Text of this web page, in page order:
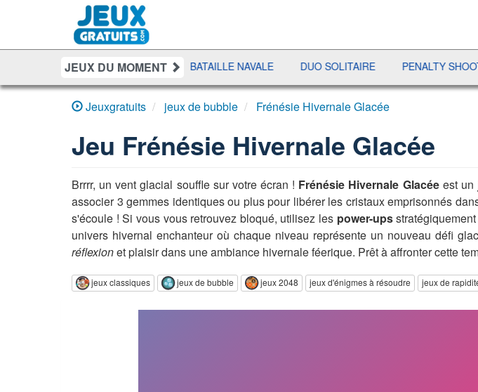
JEUX DU MOMENT
SHERIFF POKER BATAILLE NAVALE DUO SOLITAIRE PENALTY SHOOT OUT
Jeuxgratuits jeux de bubble Frénésie Hivernale Glacée
Jeu Frénésie Hivernale Glacée
Brrrr, un vent glacial souffle sur votre écran ! Frénésie Hivernale Glacéeest un
associer 3 gemmes identiques ou plus pour libérer les cristaux emprisonnés
s'écoule ! Si vous vous retrouvez bloqué, utilisez les power-ups
univers hivernal enchanteur où chaque niveau représente un nouveau défi
réflexionet plaisir dans une ambiance hivernale féerique. Prêt à affronter cette
jeux classiques jeux de bubble jeux 2048 jeux d'énigmes à résoudre jeux de